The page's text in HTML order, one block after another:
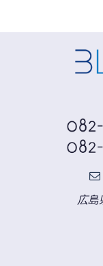
広島